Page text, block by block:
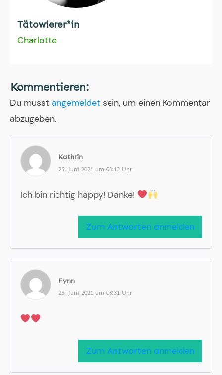
Tätowierer*in
Charlotte
Kommentieren:
Du musst angemeldet sein, um einen Kommentar
abzugeben.
Kathrin
25. Juni 2021 um 08:12 Uhr
Ich bin richtig happy! Danke!
Zum Antworten anmelden
Fynn
25. Juni 2021 um 08:31 Uhr
Zum Antworten anmelden